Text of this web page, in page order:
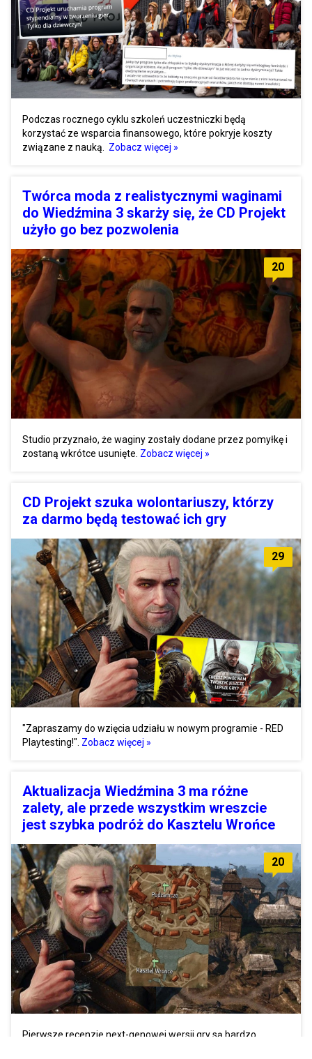
Podczas rocznego cyklu szkoleń uczestniczki będą
korzystać ze wsparcia finansowego, które pokryje koszty
związane z nauką.
Zobacz więcej »
Twórca moda z realistycznymi waginami
do Wiedźmina 3 skarży się, że CD Projekt
użyło go bez pozwolenia
20
Studio przyznało, że waginy zostały dodane przez pomyłkę i
zostaną wkrótce usunięte. Zobacz więcej »
CD Projekt szuka wolontariuszy, którzy
za darmo będą testować ich gry
29
"Zapraszamy do wzięcia udziału w nowym programie - RED
Playtesting!". Zobacz więcej »
Aktualizacja Wiedźmina 3 ma różne
zalety, ale przede wszystkim wreszcie
jest szybka podróż do Kasztelu Wrońce
20
Pierwsze recenzje next-genowej wersji gry są bardzo